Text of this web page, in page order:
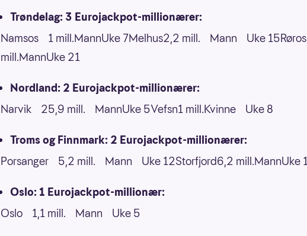
Trøndelag: 3 Eurojackpot-millionærer:
Namsos 1 mill.MannUke 7Melhus2,2 mill. Mann Uke
mill.MannUke 21
Nordland: 2 Eurojackpot-millionærer:
Narvik 25,9 mill. MannUke 5Vefsn1 mill.Kvinne Uke 8
Troms og Finnmark: 2 Eurojackpot-millionærer:
Porsanger 5,2 mill. Mann Uke 12Storfjord6,2 mill.MannUke
Oslo: 1 Eurojackpot-millionær:
Oslo 1,1 mill. Mann Uke 5